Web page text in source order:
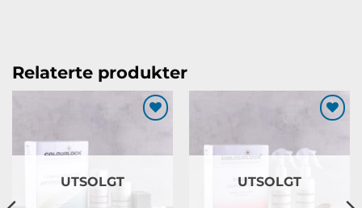
Relaterte produkter
UTSOLGT UTSOLGT